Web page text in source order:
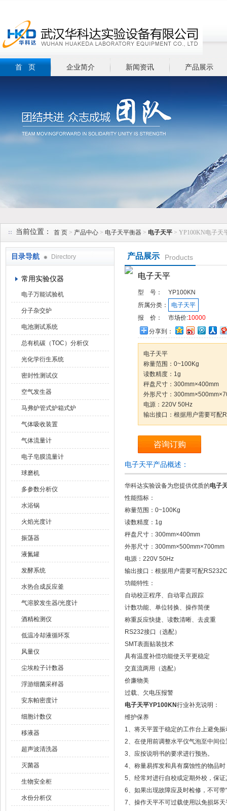
首 页 企业简介 新闻资讯 产品展示
当前位置： 首 页 > 产品中心 > 电子天平衡器 > 电子天平 > YP100KN电子天
目录导航 Directory
常用实验仪器
电子万能试验机
分子杂交炉
电池测试系统
总有机碳（TOC）分析仪
光化学衍生系统
密封性测试仪
空气发生器
马弗炉管式炉箱式炉
气体吸收装置
气体流量计
电子皂膜流量计
球磨机
多参数分析仪
水浴锅
火焰光度计
振荡器
液氮罐
发酵系统
水热合成反应釜
气溶胶发生器/光度计
酒精检测仪
低温冷却液循环泵
风量仪
尘埃粒子计数器
浮游细菌采样器
安东帕密度计
细胞计数仪
移液器
超声波清洗器
灭菌器
生物安全柜
水份分析仪
产品展示 Products
电子天平
型 号：
YP100KN
所属分类：
电子天平
报 价：
市场价:10000
分享到：
电子天平
称量范围：0~100Kg
读数精度：1g
秤盘尺寸：300mm×400mm
外形尺寸：
电源：220V 50Hz
输出接口：根据用户需要可配
咨询订购
电子天平产品概述：
华科达实验设备为您提供优质的电子
性能指标：
称量范围：0~100Kg
读数精度：1g
秤盘尺寸：300mm×400mm
外形尺寸：300mm×500mm×700mm
电源：220V 50Hz
输出接口：根据用户需要可配
功能特性：
自动校正程序、自动零点跟踪
计数功能、单位转换、操作简便
称重反应快捷、读数清晰、去皮重
RS232接口（选配）
SMT表面贴装技术
具有温度补偿功能使天平更稳定
交直流两用（选配）
价廉物美
过载、欠电压报警
电子天平YP100KN行业补充说明：
维护保养
1、将天平置于稳定的工作台上避免
2、在使用前调整水平仪气泡至中间位
3、应按说明书的要求进行预热。
4、称量易挥发和具有腐蚀性的物品
5、经常对进行自校或定期外校，保
6、如果出现故障应及时检修，不可带
7、操作天平不可过载使用以免损坏天